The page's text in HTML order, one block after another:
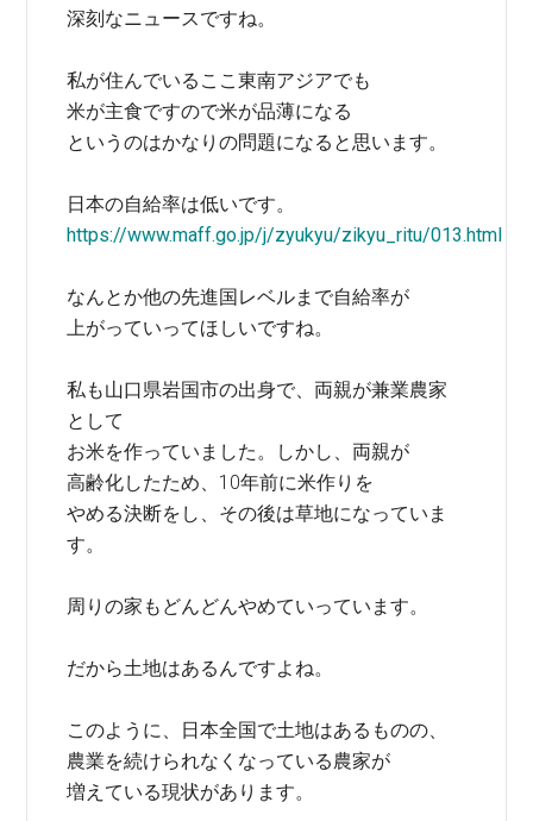
深刻なニュースですね。
私が住んでいるここ東南アジアでも
米が主食ですので米が品薄になる
というのはかなりの問題になると思います。
日本の自給率は低いです。
https://www.maff.go.jp/j/zyukyu/zikyu_ritu/013.html
なんとか他の先進国レベルまで自給率が
上がっていってほしいですね。
私も山口県岩国市の出身で、両親が兼業農家
として
お米を作っていました。しかし、両親が
高齢化したため、10年前に米作りを
やめる決断をし、その後は草地になっていま
す。
周りの家もどんどんやめていっています。
だから土地はあるんですよね。
このように、日本全国で土地はあるものの、
農業を続けられなくなっている農家が
増えている現状があります。